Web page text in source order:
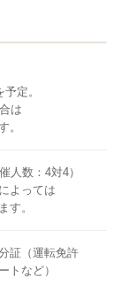
定。
は
。
人数：4対4）
よっては
す。
証（運転免許
トなど）